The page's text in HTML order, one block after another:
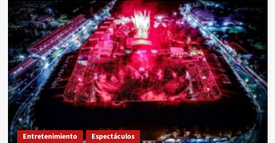
Entretenimiento Espectáculos